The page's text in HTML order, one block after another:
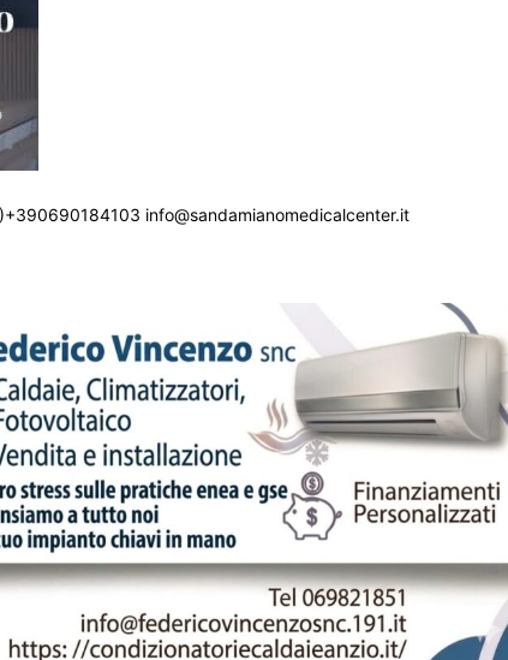
info@sandamianomedicalcenter.it